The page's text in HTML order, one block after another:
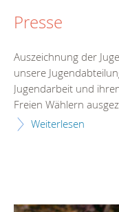
Presse
Auszeichnung der
unsere
Jugendarbeit und
Freien Wählern
Weiterlesen